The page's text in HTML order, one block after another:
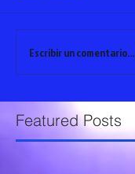
Escribir un comentario...
Featured Posts